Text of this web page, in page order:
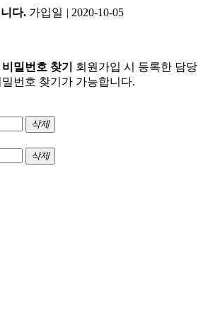
다. 가입일 | 2020-10-05
밀번호 찾기
회원가입 시 등록한 담당
번호 찾기가 가능합니다.
삭제
삭제